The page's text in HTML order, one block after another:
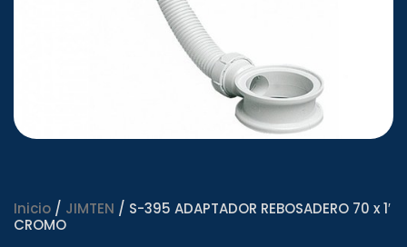
Inicio / JIMTEN / S-395 ADAPTADOR REBOSADERO 70 x 1′
CROMO